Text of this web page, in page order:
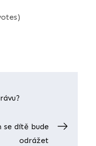
se dítě bude
odrážet